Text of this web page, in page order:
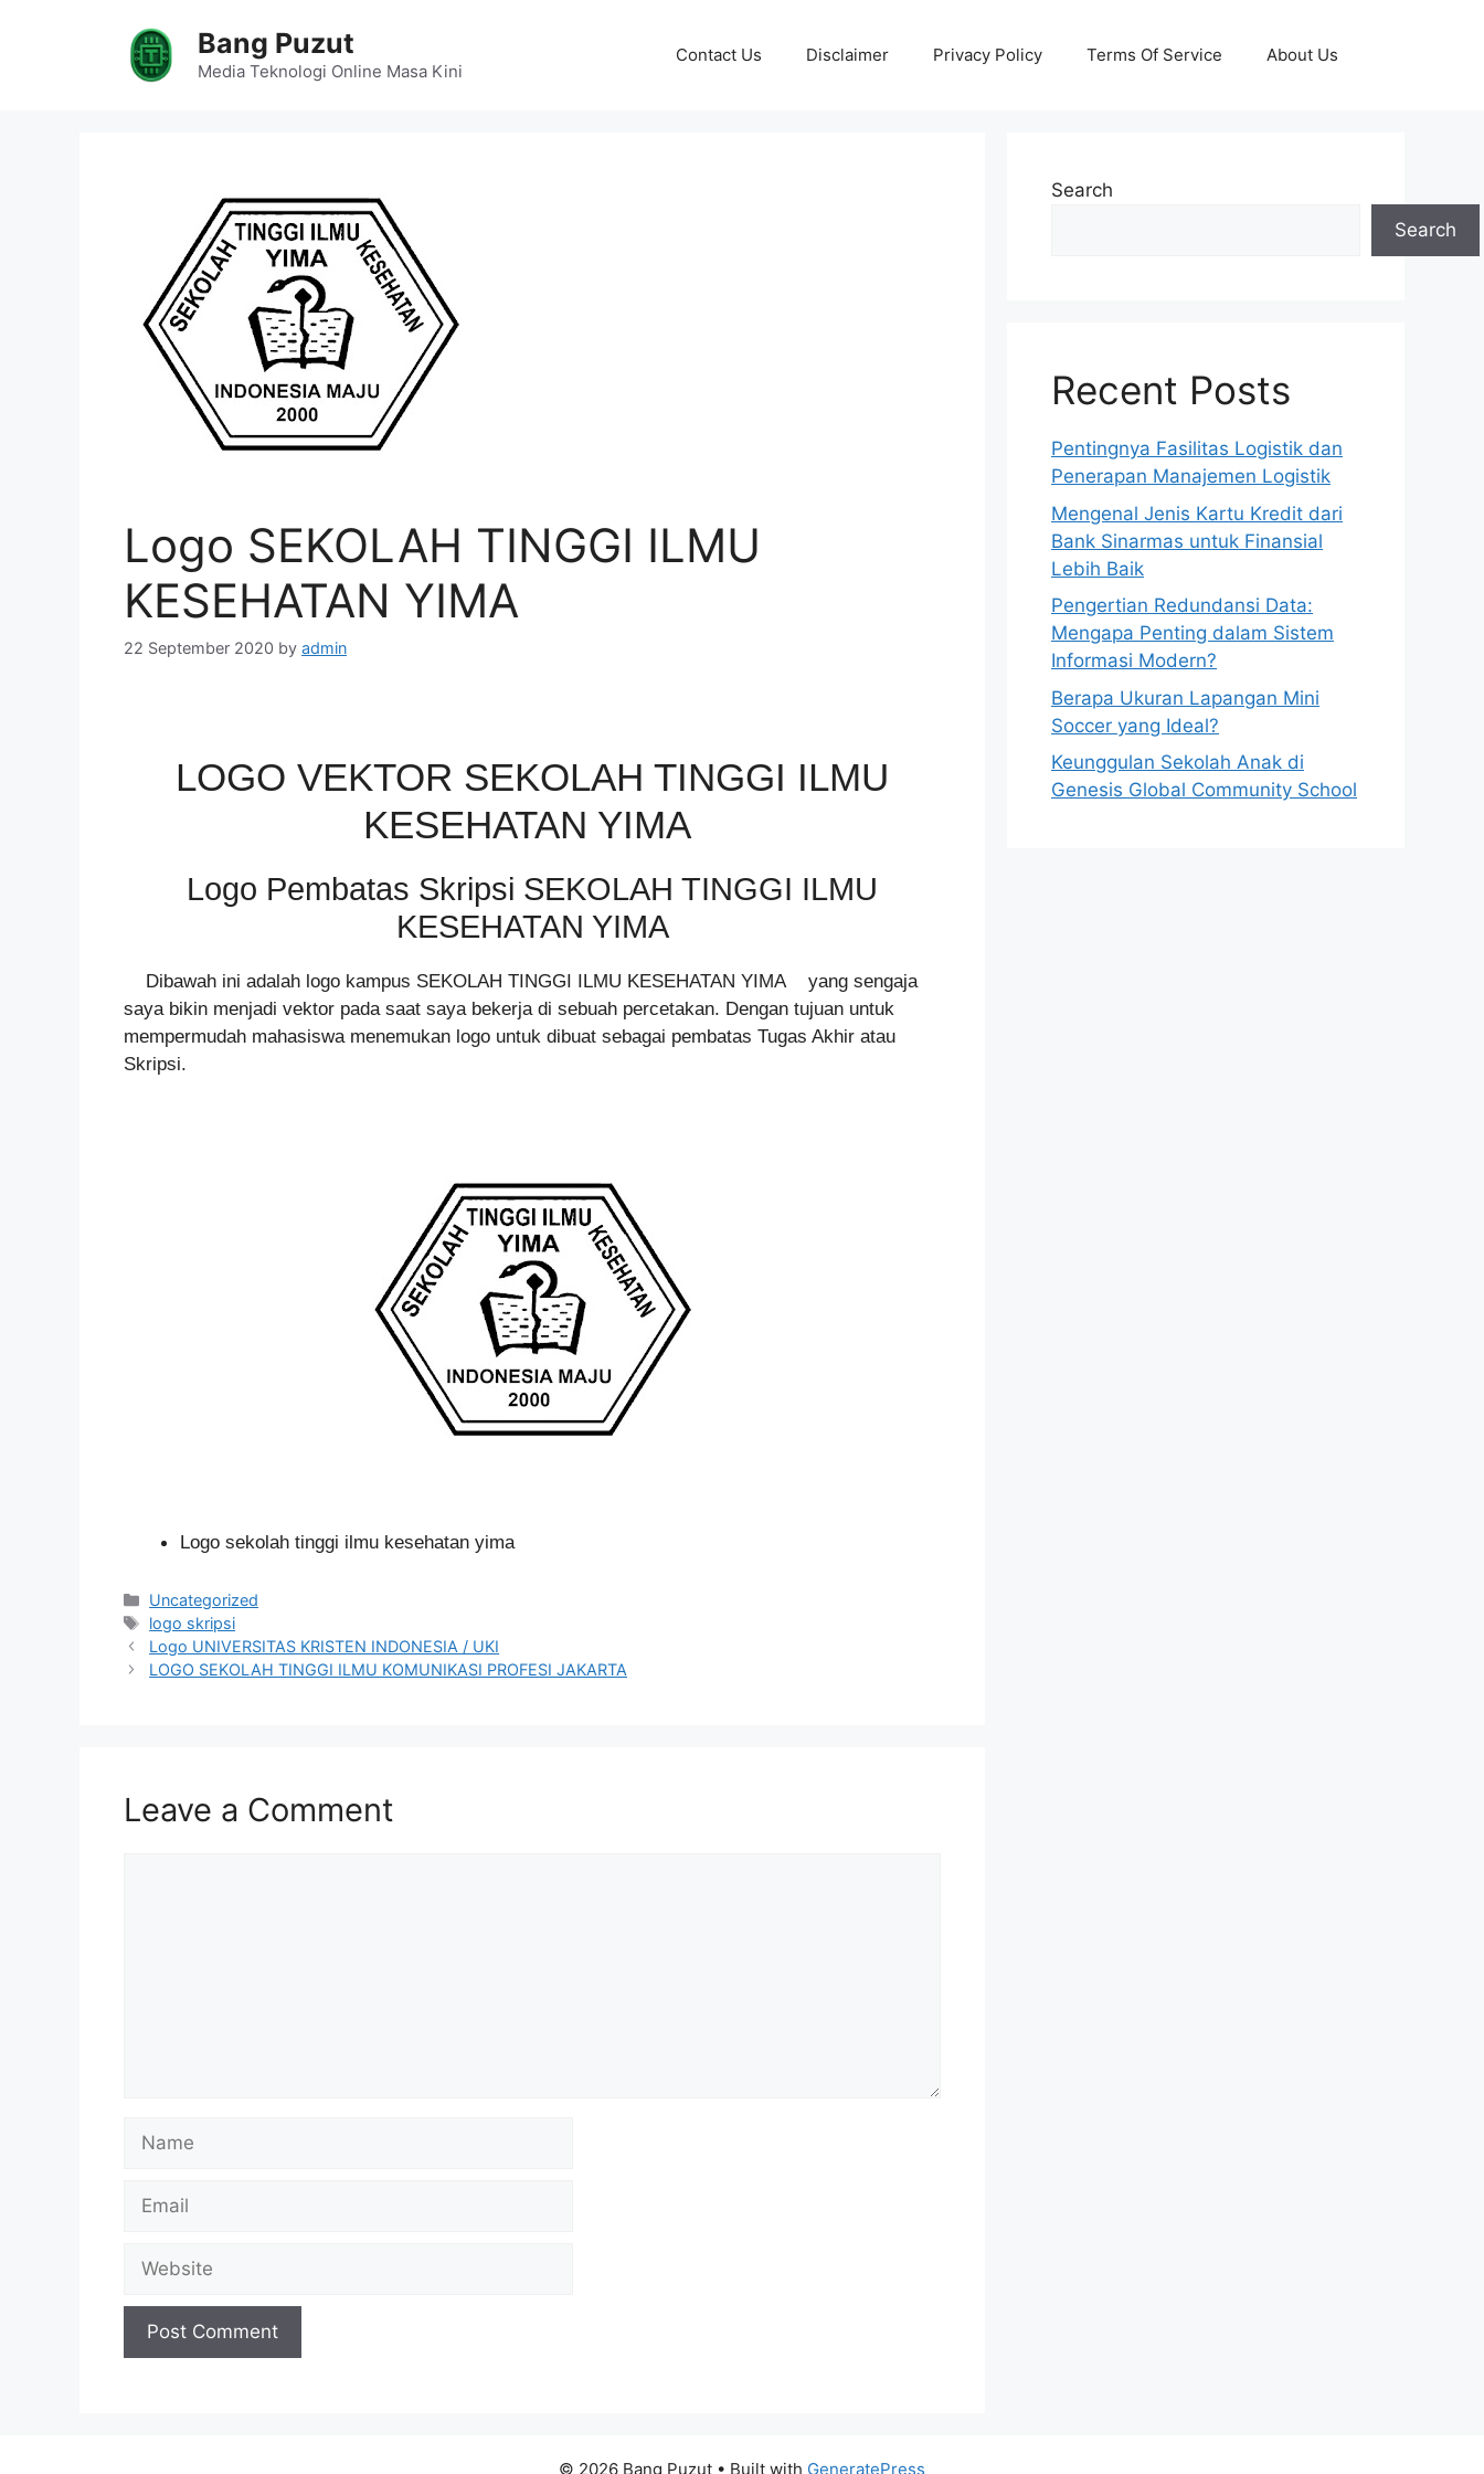
Bang Puzut
Media Teknologi Online Masa Kini
Contact Us Disclaimer Privacy Policy Terms Of Service About Us
Logo SEKOLAH TINGGI ILMU
KESEHATAN YIMA
22 September 2020 by admin
LOGO VEKTOR SEKOLAH TINGGI ILMU
KESEHATAN YIMA
Logo Pembatas Skripsi SEKOLAH TINGGI ILMU
KESEHATAN YIMA
Dibawah ini adalah logo kampus SEKOLAH TINGGI ILMU KESEHATAN YIMA yang sengaja
saya bikin menjadi vektor pada saat saya bekerja di sebuah percetakan. Dengan tujuan untuk
mempermudah mahasiswa menemukan logo untuk dibuat sebagai pembatas Tugas Akhir atau
Skripsi.
Logo sekolah tinggi ilmu kesehatan yima
Categories
Uncategorized
Tags
logo skripsi
Logo UNIVERSITAS KRISTEN INDONESIA / UKI
LOGO SEKOLAH TINGGI ILMU KOMUNIKASI PROFESI JAKARTA
Leave a Comment
Name
Email
Website
Search
Search
Recent Posts
Pentingnya Fasilitas Logistik dan
Penerapan Manajemen Logistik
Mengenal Jenis Kartu Kredit dari
Bank Sinarmas untuk Finansial
Lebih Baik
Pengertian Redundansi Data:
Mengapa Penting dalam Sistem
Informasi Modern?
Berapa Ukuran Lapangan Mini
Soccer yang Ideal?
Keunggulan Sekolah Anak di
Genesis Global Community School
© 2026 Bang Puzut • Built with GeneratePress